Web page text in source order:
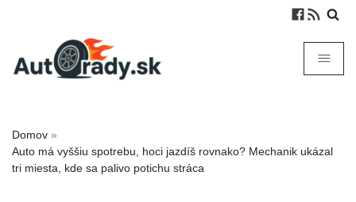
Domov »
Auto má vyššiu spotrebu, hoci jazdíš rovnako? Mechanik ukázal
tri miesta, kde sa palivo potichu stráca